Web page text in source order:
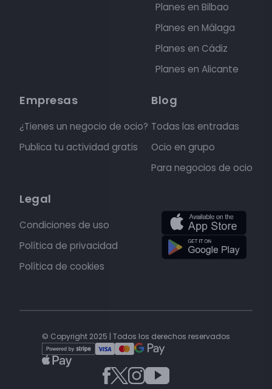
Planes en Bilbao
Planes en Málaga
Planes en Cádiz
Planes en Alicante
Empresas
¿Tienes un negocio de ocio?
Publica tu actividad gratis
Blog
Todas las entradas
Ocio en grupo
Para negocios de ocio
Legal
Condiciones de uso
Política de privacidad
Política de cookies
© Copyright 2025 | Todos los derechos reservados